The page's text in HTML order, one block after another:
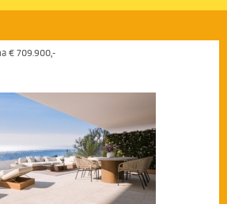
€ 709.900,-